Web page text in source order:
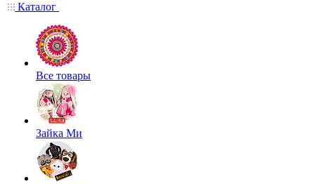
Каталог
Все товары
Зайка Ми